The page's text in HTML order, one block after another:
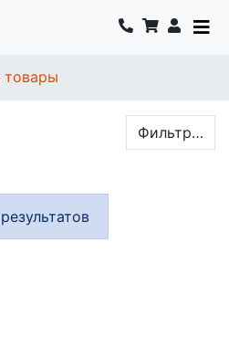
товары
Фильтр…